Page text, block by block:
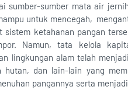
sumber-sumber mata air
untuk mencegah,
ketahanan pangan
Namun, tata kelola
lingkungan alam telah
hutan, dan lain-lain yang
pangannya serta